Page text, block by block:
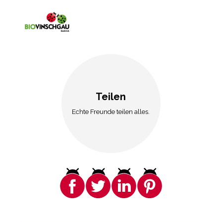
Teilen
Echte Freunde teilen alles.